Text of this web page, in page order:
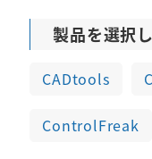
製品を選択
CADtools
ControlFreak